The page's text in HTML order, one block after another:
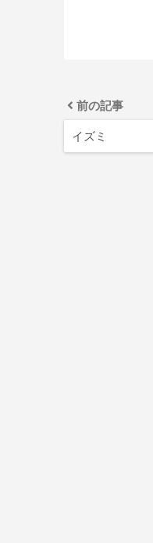
前の記事
イズミ